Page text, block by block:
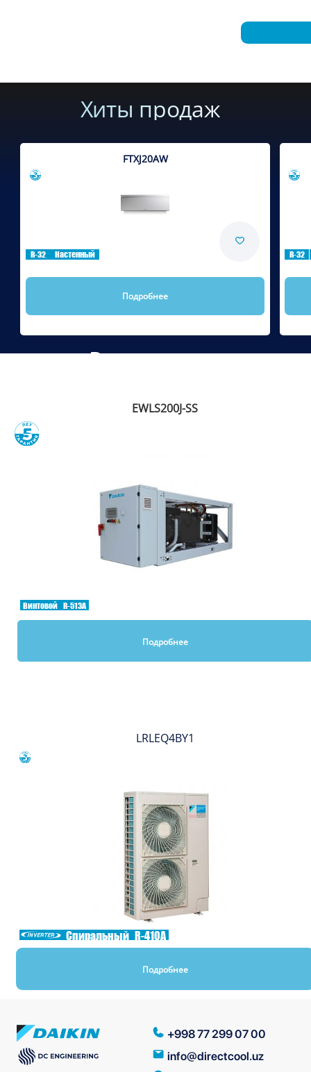
Хиты продаж
FTXJ20AW
R-32 Настенный
Подробнее
R-32
Рекомендуем
EWLS200J-SS
Винтовой R-513A
Подробнее
LRLEQ4BY1
Спиральный R-410A
Подробнее
+998 77 299 07 00
info@directcool.uz